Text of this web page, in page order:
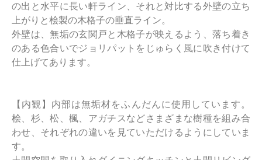
の出と水平に長い軒ライン、それと対比する外壁の立ち
上がりと桧製の木格子の垂直ライン。
外壁は、無垢の玄関戸と木格子が映えるよう、落ち着き
のある色合いでジョリパットをじゅらく風に吹き付けて
仕上げてあります。
【内観】内部は無垢材をふんだんに使用しています。
桧、杉、松、楓、アガチスなどさまざまな樹種を組み合
わせ、それぞれの違いを見ていただけるようにしていま
す。